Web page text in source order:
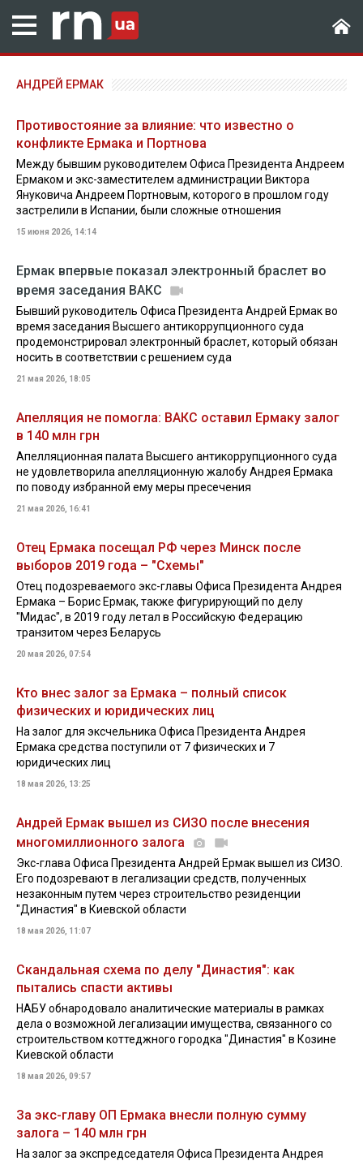
АНДРЕЙ ЕРМАК
Противостояние за влияние: что известно о
конфликте Ермака и Портнова
Между бывшим руководителем Офиса Президента Андреем
Ермаком и экс-заместителем администрации Виктора
Януковича Андреем Портновым, которого в прошлом году
застрелили в Испании, были сложные отношения
15 июня 2026, 14:14
Ермак впервые показал электронный браслет во
время заседания ВАКС
Бывший руководитель Офиса Президента Андрей Ермак во
время заседания Высшего антикоррупционного суда
продемонстрировал электронный браслет, который обязан
носить в соответствии с решением суда
21 мая 2026, 18:05
Апелляция не помогла: ВАКС оставил Ермаку залог
в 140 млн грн
Апелляционная палата Высшего антикоррупционного суда
не удовлетворила апелляционную жалобу Андрея Ермака
по поводу избранной ему меры пресечения
21 мая 2026, 16:41
Отец Ермака посещал РФ через Минск после
выборов 2019 года – "Схемы"
Отец подозреваемого экс-главы Офиса Президента Андрея
Ермака – Борис Ермак, также фигурирующий по делу
"Мидас", в 2019 году летал в Российскую Федерацию
транзитом через Беларусь
20 мая 2026, 07:54
Кто внес залог за Ермака – полный список
физических и юридических лиц
На залог для эксчельника Офиса Президента Андрея
Ермака средства поступили от 7 физических и 7
юридических лиц
18 мая 2026, 13:25
Андрей Ермак вышел из СИЗО после внесения
многомиллионного залога
Экс-глава Офиса Президента Андрей Ермак вышел из СИЗО.
Его подозревают в легализации средств, полученных
незаконным путем через строительство резиденции
"Династия" в Киевской области
18 мая 2026, 11:07
Скандальная схема по делу "Династия": как
пытались спасти активы
НАБУ обнародовало аналитические материалы в рамках
дела о возможной легализации имущества, связанного со
строительством коттеджного городка "Династия" в Козине
Киевской области
18 мая 2026, 09:57
За экс-главу ОП Ермака внесли полную сумму
залога – 140 млн грн
На залог за экспредседателя Офиса Президента Андрея